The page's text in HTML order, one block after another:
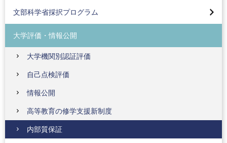
学報
数字で見る東京工科大学
学校法人片柳学園
教員の研究報告等
文部科学省採択プログラム
現代GP
特色GP
大学評価・情報公開
大学機関別認証評価
自己点検評価
情報公開
高等教育の修学支援新制度
内部質保証
学則
大学学則